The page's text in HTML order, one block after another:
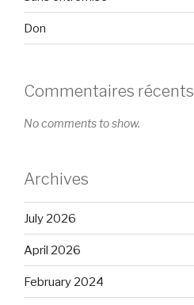
Don
Commentaires récents
No comments to show.
Archives
July 2026
April 2026
February 2024